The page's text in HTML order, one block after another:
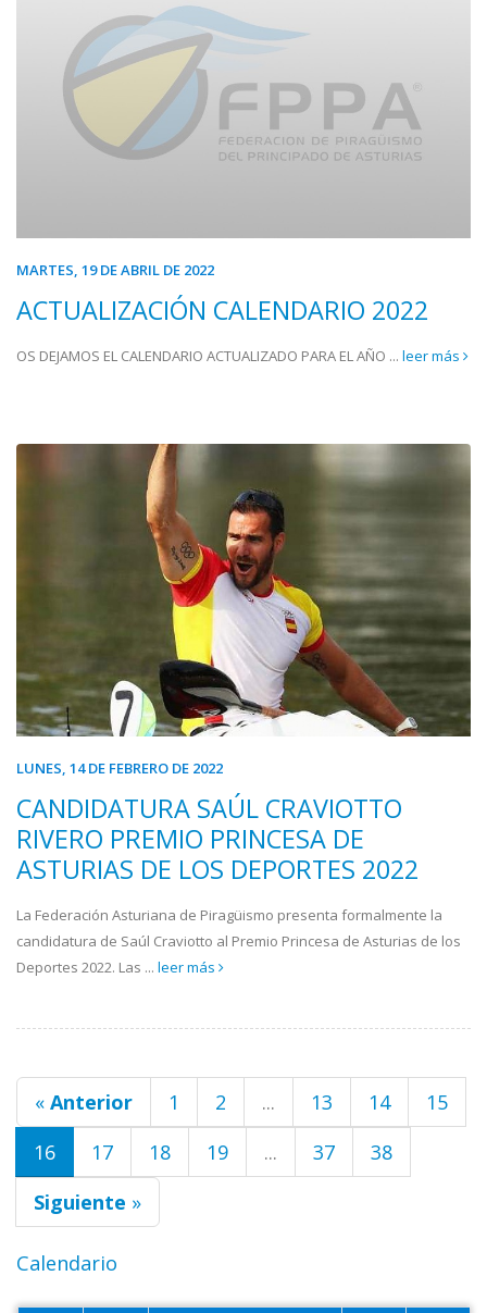
MARTES, 19 DE ABRIL DE 2022
ACTUALIZACIÓN CALENDARIO 2022
OS DEJAMOS EL CALENDARIO ACTUALIZADO PARA EL AÑO ... leer más
LUNES, 14 DE FEBRERO DE 2022
CANDIDATURA SAÚL CRAVIOTTO
RIVERO PREMIO PRINCESA DE
ASTURIAS DE LOS DEPORTES 2022
La Federación Asturiana de Piragüismo presenta formalmente la
candidatura de Saúl Craviotto al Premio Princesa de Asturias de los
Deportes 2022. Las ... leer más
« Anterior 1 2 ... 13 14
15
16
17 18 19 ... 37
38
Siguiente »
Calendario